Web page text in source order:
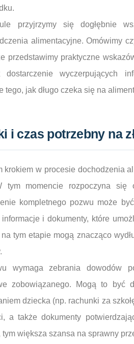
przyjrzymy się dogłębnie
alimentacyjne. Omówimy
przedstawimy praktyczne
wyczerpujących
tego, jak długo czeka się na
i czas potrzebny na
krokiem w procesie dochodzenia
tym momencie rozpoczyna
kompletnego pozwu może
i dokumenty, które
tym etapie mogą znacząco
wymaga zebrania dowodów
zobowiązanego. Mogą to być
dziecka (np. rachunki za
a także dokumenty
tym większa szansa na sprawny